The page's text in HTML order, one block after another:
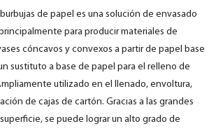
de papel es una solución de envasado
para producir materiales de
cóncavos y convexos a partir de papel base
sustituto a base de papel para el relleno de
utilizado en el llenado, envoltura,
de cajas de cartón. Gracias a las grandes
se puede lograr un alto grado de